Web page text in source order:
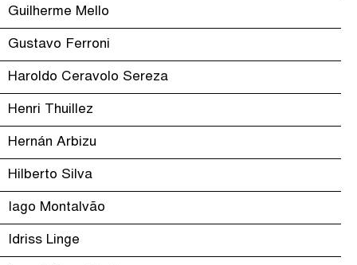
Guilherme Mello
Gustavo Ferroni
Haroldo Ceravolo Sereza
Henri Thuillez
Hernán Arbizu
Hilberto Silva
Iago Montalvão
Idriss Linge